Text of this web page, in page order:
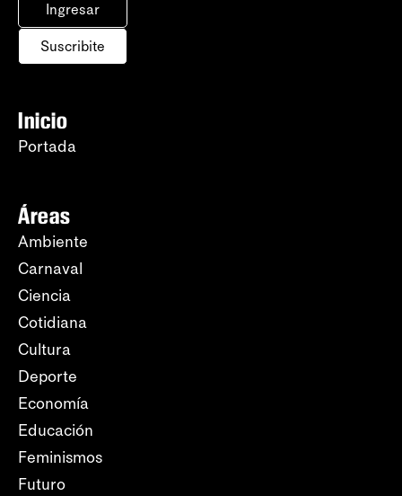
Ingresar
Suscribite
Inicio
Portada
Áreas
Ambiente
Carnaval
Ciencia
Cotidiana
Cultura
Deporte
Economía
Educación
Feminismos
Futuro